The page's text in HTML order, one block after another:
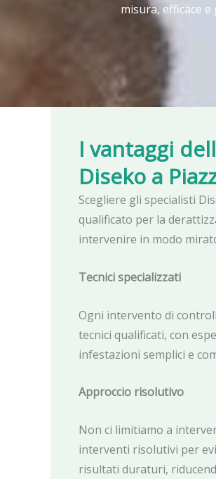
misura, efficace
I vantaggi
Diseko a
Scegliere gli specialisti
qualificato per la
intervenire in modo
Tecnici specializzati
Ogni intervento di
tecnici qualificati, con
infestazioni semplici e
Approccio risolutivo
Non ci limitiamo a
interventi risolutivi per
risultati duraturi,